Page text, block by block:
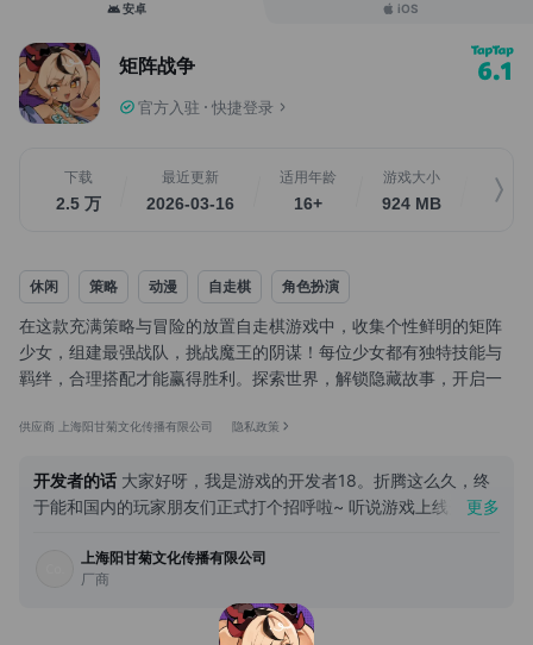
安卓 iOS
矩阵战争 6.1
官方入驻 快捷登录
下载
2.5 万
最近更新
2026-03-16
适用年龄
16+
游戏大小
924 MB 2.5
休闲 策略 动漫 自走棋 角色扮演
在这款充满策略与冒险的放置自走棋游戏中，收集个性鲜明的矩阵
少女，组建最强战队，挑战魔王的阴谋！每位少女都有独特技能与
羁绊，合理搭配才能赢得胜利。探索世界，解锁隐藏故事，开启一
供应商 上海阳甘菊文化传播有限公司 隐私政策
开发者的话 大家好呀，我是游戏的开发者18。折腾这么久，终
于能和国内的玩家朋友们正式打个招呼啦~ 听说游戏上线开发者
尾，自己开发并自己运营一款游戏。设计游戏，实现玩法，修改
玩法，修 Bug、陪聊，看数据，回反馈，写公告……很多事情以
前只是听说，现在全都变成了每天要面对的现实，基本白天黑夜
连轴转，实在太酷啦！不过也因此从新的角度看待游戏设计，让
更多
上海阳甘菊文化传播有限公司
厂商